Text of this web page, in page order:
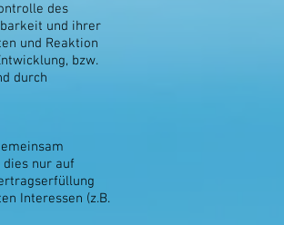
des
und ihrer
und Reaktion
bzw.
durch
nur auf
Interessen (z.B.